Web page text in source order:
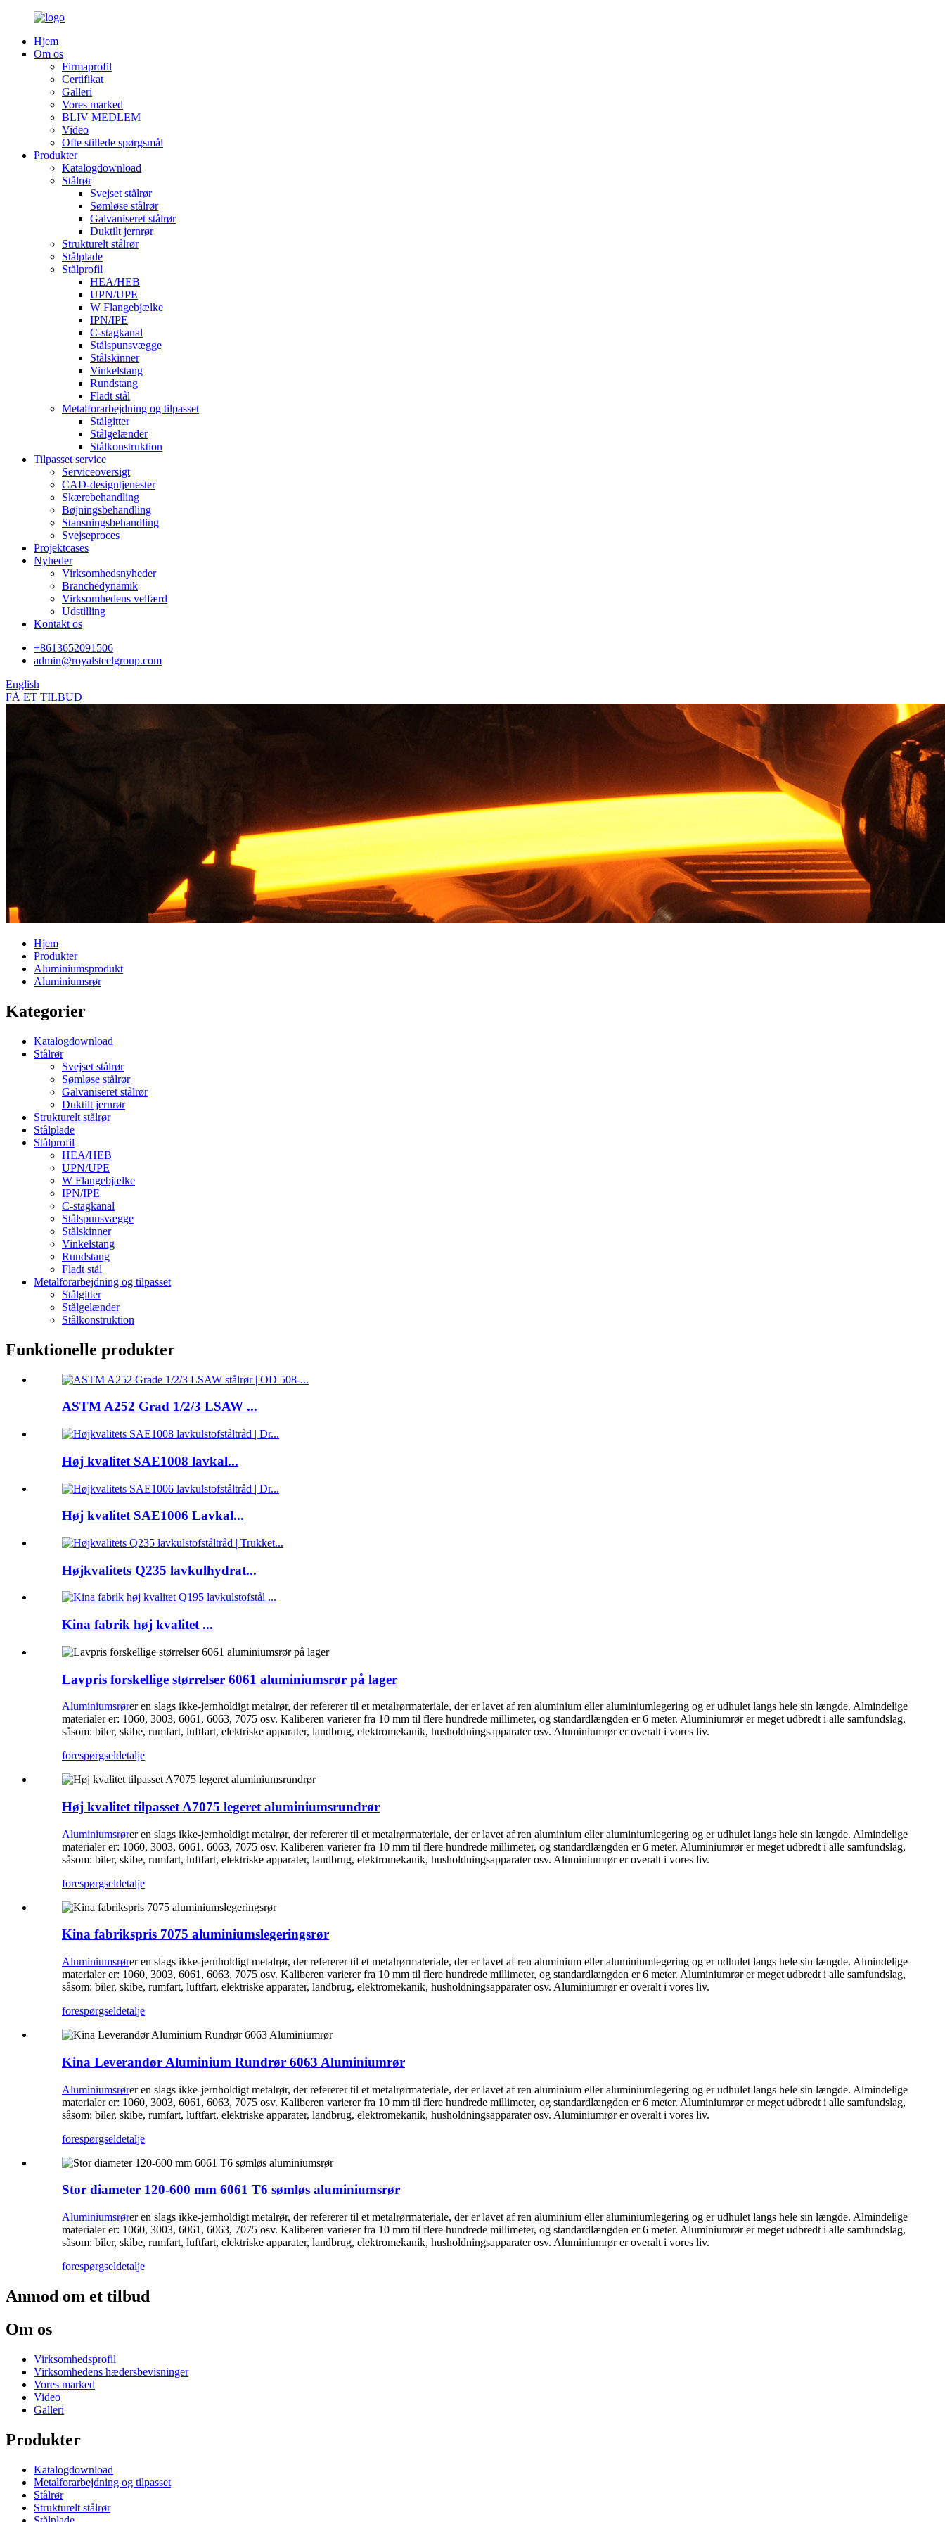
Hjem
Om os
Firmaprofil
Certifikat
Galleri
Vores marked
BLIV MEDLEM
Video
Ofte stillede spørgsmål
Produkter
Katalogdownload
Stålrør
Svejset stålrør
Sømløse stålrør
Galvaniseret stålrør
Duktilt jernrør
Strukturelt stålrør
Stålplade
Stålprofil
HEA/HEB
UPN/UPE
W Flangebjælke
IPN/IPE
C-stagkanal
Stålspunsvægge
Stålskinner
Vinkelstang
Rundstang
Fladt stål
Metalforarbejdning og tilpasset
Stålgitter
Stålgelænder
Stålkonstruktion
Tilpasset service
Serviceoversigt
CAD-designtjenester
Skærebehandling
Bøjningsbehandling
Stansningsbehandling
Svejseproces
Projektcases
Nyheder
Virksomhedsnyheder
Branchedynamik
Virksomhedens velfærd
Udstilling
Kontakt os
+8613652091506
admin@royalsteelgroup.com
English
FÅ ET TILBUD
Hjem
Produkter
Aluminiumsprodukt
Aluminiumsrør
Kategorier
Katalogdownload
Stålrør
Svejset stålrør
Sømløse stålrør
Galvaniseret stålrør
Duktilt jernrør
Strukturelt stålrør
Stålplade
Stålprofil
HEA/HEB
UPN/UPE
W Flangebjælke
IPN/IPE
C-stagkanal
Stålspunsvægge
Stålskinner
Vinkelstang
Rundstang
Fladt stål
Metalforarbejdning og tilpasset
Stålgitter
Stålgelænder
Stålkonstruktion
Funktionelle produkter
ASTM A252 Grad 1/2/3 LSAW ...
Høj kvalitet SAE1008 lavkal...
Høj kvalitet SAE1006 Lavkal...
Højkvalitets Q235 lavkulhydrat...
Kina fabrik høj kvalitet ...
Lavpris forskellige størrelser 6061 aluminiumsrør på lager
Aluminiumsrører en slags ikke-jernholdigt metalrør, der refererer til et metalrørmateriale, der er lavet af ren aluminium eller aluminiumlegering og er udhulet langs hele sin længde. Almindelige
materialer er: 1060, 3003, 6061, 6063, 7075 osv. Kaliberen varierer fra 10 mm til flere hundrede millimeter, og standardlængden er 6 meter. Aluminiumrør er meget udbredt i alle samfundslag,
såsom: biler, skibe, rumfart, luftfart, elektriske apparater, landbrug, elektromekanik, husholdningsapparater osv. Aluminiumrør er overalt i vores liv.
forespørgseldetalje
Høj kvalitet tilpasset A7075 legeret aluminiumsrundrør
Aluminiumsrører en slags ikke-jernholdigt metalrør, der refererer til et metalrørmateriale, der er lavet af ren aluminium eller aluminiumlegering og er udhulet langs hele sin længde. Almindelige
materialer er: 1060, 3003, 6061, 6063, 7075 osv. Kaliberen varierer fra 10 mm til flere hundrede millimeter, og standardlængden er 6 meter. Aluminiumrør er meget udbredt i alle samfundslag,
såsom: biler, skibe, rumfart, luftfart, elektriske apparater, landbrug, elektromekanik, husholdningsapparater osv. Aluminiumrør er overalt i vores liv.
forespørgseldetalje
Kina fabrikspris 7075 aluminiumslegeringsrør
Aluminiumsrører en slags ikke-jernholdigt metalrør, der refererer til et metalrørmateriale, der er lavet af ren aluminium eller aluminiumlegering og er udhulet langs hele sin længde. Almindelige
materialer er: 1060, 3003, 6061, 6063, 7075 osv. Kaliberen varierer fra 10 mm til flere hundrede millimeter, og standardlængden er 6 meter. Aluminiumrør er meget udbredt i alle samfundslag,
såsom: biler, skibe, rumfart, luftfart, elektriske apparater, landbrug, elektromekanik, husholdningsapparater osv. Aluminiumrør er overalt i vores liv.
forespørgseldetalje
Kina Leverandør Aluminium Rundrør 6063 Aluminiumrør
Aluminiumsrører en slags ikke-jernholdigt metalrør, der refererer til et metalrørmateriale, der er lavet af ren aluminium eller aluminiumlegering og er udhulet langs hele sin længde. Almindelige
materialer er: 1060, 3003, 6061, 6063, 7075 osv. Kaliberen varierer fra 10 mm til flere hundrede millimeter, og standardlængden er 6 meter. Aluminiumrør er meget udbredt i alle samfundslag,
såsom: biler, skibe, rumfart, luftfart, elektriske apparater, landbrug, elektromekanik, husholdningsapparater osv. Aluminiumrør er overalt i vores liv.
forespørgseldetalje
Stor diameter 120-600 mm 6061 T6 sømløs aluminiumsrør
Aluminiumsrører en slags ikke-jernholdigt metalrør, der refererer til et metalrørmateriale, der er lavet af ren aluminium eller aluminiumlegering og er udhulet langs hele sin længde. Almindelige
materialer er: 1060, 3003, 6061, 6063, 7075 osv. Kaliberen varierer fra 10 mm til flere hundrede millimeter, og standardlængden er 6 meter. Aluminiumrør er meget udbredt i alle samfundslag,
såsom: biler, skibe, rumfart, luftfart, elektriske apparater, landbrug, elektromekanik, husholdningsapparater osv. Aluminiumrør er overalt i vores liv.
forespørgseldetalje
Anmod om et tilbud
Om os
Virksomhedsprofil
Virksomhedens hædersbevisninger
Vores marked
Video
Galleri
Produkter
Katalogdownload
Metalforarbejdning og tilpasset
Stålrør
Strukturelt stålrør